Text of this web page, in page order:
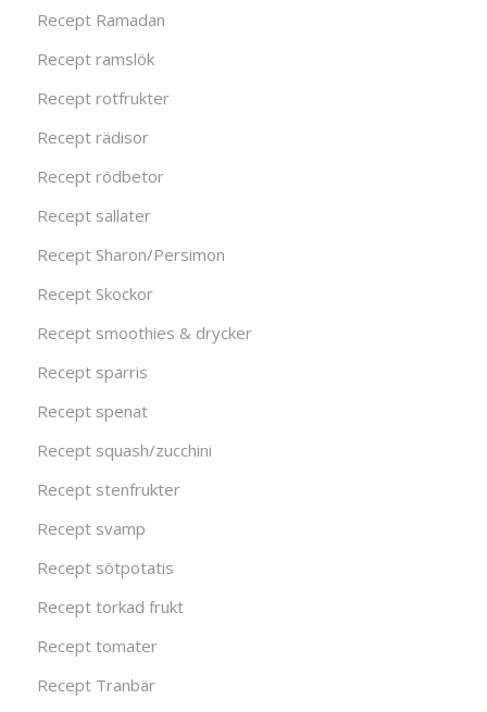
Recept Ramadan
Recept ramslök
Recept rotfrukter
Recept rädisor
Recept rödbetor
Recept sallater
Recept Sharon/Persimon
Recept Skockor
Recept smoothies & drycker
Recept sparris
Recept spenat
Recept squash/zucchini
Recept stenfrukter
Recept svamp
Recept sötpotatis
Recept torkad frukt
Recept tomater
Recept Tranbär